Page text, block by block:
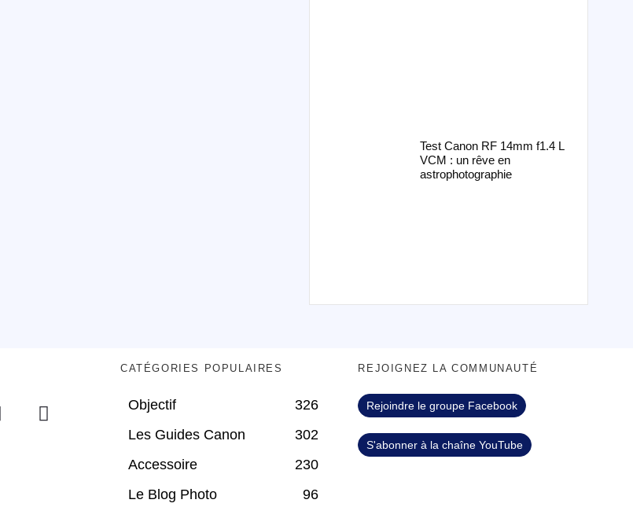
Test Canon RF 14mm f1.4 L
VCM : un rêve en
astrophotographie
CATÉGORIES POPULAIRES
Objectif
326
Les Guides Canon
302
Accessoire
230
Le Blog Photo
96
REJOIGNEZ LA COMMUNAUTÉ
Rejoindre le groupe Facebook
S'abonner à la chaîne YouTube